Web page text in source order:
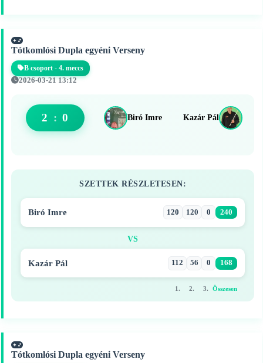
Tótkomlósi Dupla egyéni Verseny
B csoport - 4. meccs
2026-03-21 13:12
Biró Imre
2 : 0 Kazár Pál
SZETTEK RÉSZLETESEN:
Biró Imre 120 120 0 240
VS
Kazár Pál 112 56 0 168
1. 2. 3. Összesen
Tótkomlósi Dupla egyéni Verseny